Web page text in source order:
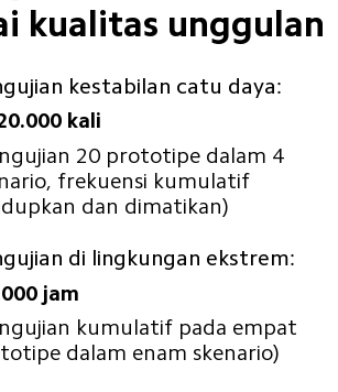
kualitas unggulan
kestabilan catu daya:
kali
20 prototipe dalam 4
frekuensi kumulatif
dan dimatikan)
di lingkungan ekstrem:
jam
kumulatif pada empat
dalam enam skenario)